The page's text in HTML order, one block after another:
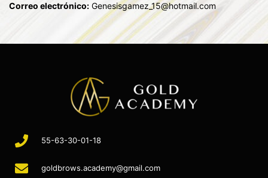
Correo electrónico: Genesisgamez_15@hotmail.com
55-63-30-01-18
goldbrows.academy@gmail.com